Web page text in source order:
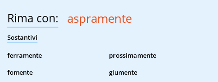
Rima con: aspramente
Sostantivi
ferramente
prossimamente
fomente
giumente